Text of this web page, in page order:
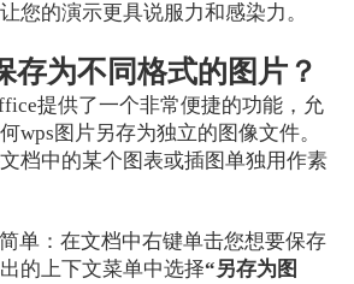
您的演示更具说服力和感染力。
存为不同格式的图片？
提供了一个非常便捷的功能，允
wps图片另存为独立的图像文件。
档中的某个图表或插图单独用作素
单：在文档中右键单击您想要保存
的上下文菜单中选择“另存为图